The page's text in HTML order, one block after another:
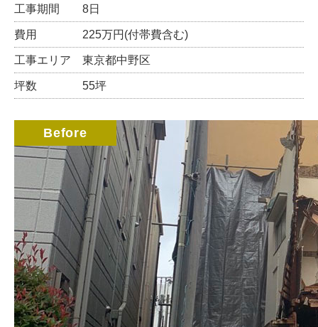
工事期間 8日
費用 225万円(付帯費含む)
工事エリア 東京都中野区
坪数 55坪